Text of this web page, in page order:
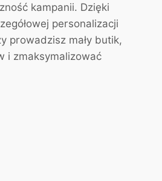
kampanii. Dzięki
personalizacji
prowadzisz mały butik,
i zmaksymalizować